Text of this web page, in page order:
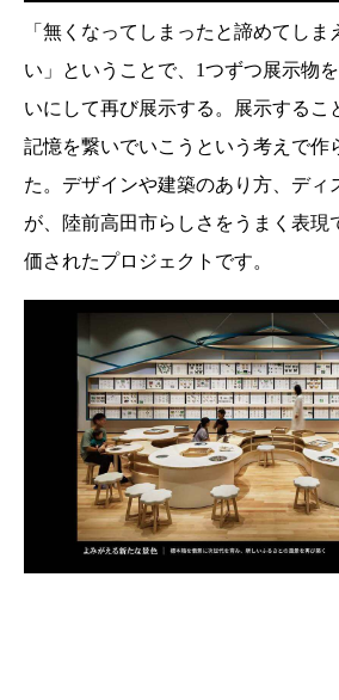
「無くなってしまったと諦めてしま
い」ということで、1つずつ展示物
いにして再び展示する。展示するこ
記憶を繋いでいこうという考えで作
た。デザインや建築のあり方、ディ
が、陸前高田市らしさをうまく表現
価されたプロジェクトです。